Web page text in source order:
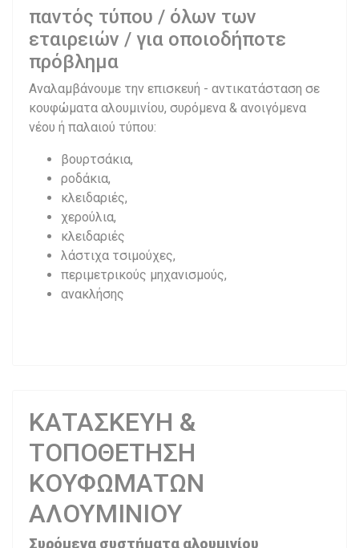
παντός τύπου / όλων των
εταιρειών / για οποιοδήποτε
πρόβλημα
Αναλαμβάνουμε την επισκευή - αντικατάσταση σε
κουφώματα αλουμινίου, συρόμενα & ανοιγόμενα
νέου ή παλαιού τύπου:
βουρτσάκια,
ροδάκια,
κλειδαριές,
χερούλια,
κλειδαριές
λάστιχα τσιμούχες,
περιμετρικούς μηχανισμούς,
ανακλήσης
ΚΑΤΑΣΚΕΥΗ &
ΤΟΠΟΘΕΤΗΣΗ
ΚΟΥΦΩΜΑΤΩΝ
ΑΛΟΥΜΙΝΙΟΥ
Συρόμενα συστήματα αλουμινίου